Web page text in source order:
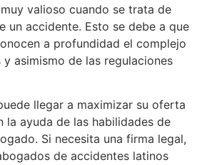
valioso cuando se trata de
un accidente. Esto se debe a que
a profundidad el complejo
asimismo de las regulaciones
llegar a maximizar su oferta
la ayuda de las habilidades de
Si necesita una firma legal,
de accidentes latinos